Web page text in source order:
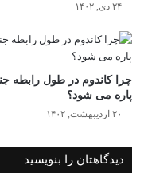
۲۴ دی, ۱۴۰۲
چرا کاندوم در طول رابطه
پاره می شود؟
۲۰ اردیبهشت, ۱۴۰۲
دیدگاهتان را بنویسید